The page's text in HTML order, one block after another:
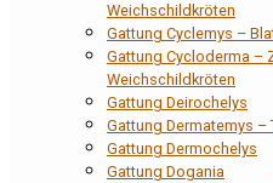
Weichschildkröten
Gattung Cyclemys –
Gattung Cycloderma –
Weichschildkröten
Gattung Deirochelys
Gattung Dermatemys
Gattung Dermochelys
Gattung Dogania